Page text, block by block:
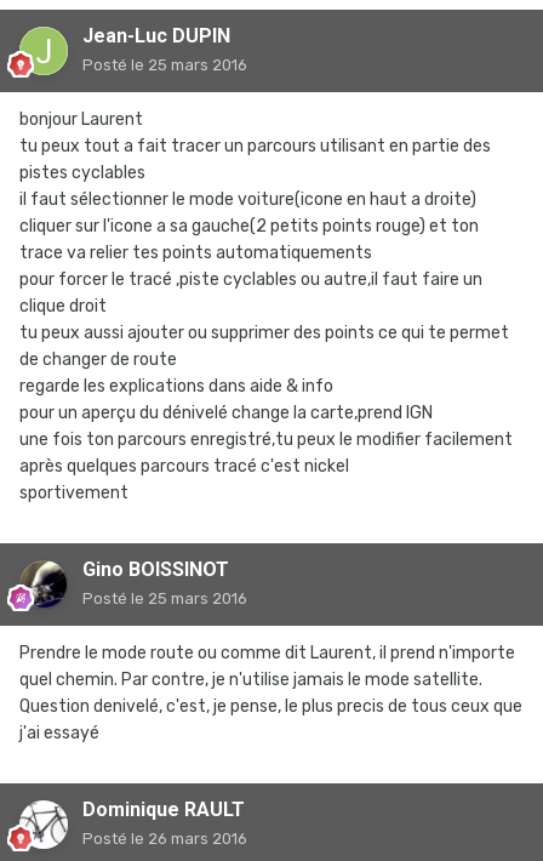
Jean-Luc DUPIN
Posté le 25 mars 2016
bonjour Laurent
tu peux tout a fait tracer un parcours utilisant en partie des
pistes cyclables
il faut sélectionner le mode voiture(icone en haut a droite)
cliquer sur l'icone a sa gauche(2 petits points rouge) et ton
trace va relier tes points automatiquements
pour forcer le tracé ,piste cyclables ou autre,il faut faire un
clique droit
tu peux aussi ajouter ou supprimer des points ce qui te permet
de changer de route
regarde les explications dans aide & info
pour un aperçu du dénivelé change la carte,prend IGN
une fois ton parcours enregistré,tu peux le modifier facilement
après quelques parcours tracé c'est nickel
sportivement
Gino BOISSINOT
Posté le 25 mars 2016
Prendre le mode route ou comme dit Laurent, il prend n'importe
quel chemin. Par contre, je n'utilise jamais le mode satellite.
Question denivelé, c'est, je pense, le plus precis de tous ceux que
j'ai essayé
Dominique RAULT
Posté le 26 mars 2016